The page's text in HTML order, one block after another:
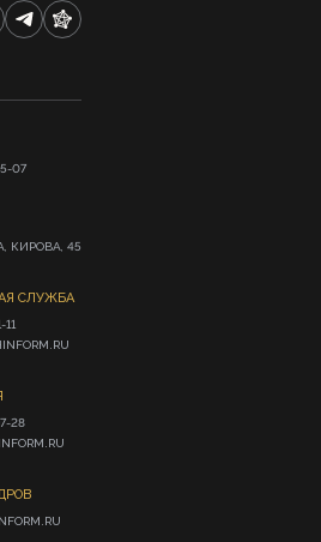
07
КИРОВА, 45
СЛУЖБА
28